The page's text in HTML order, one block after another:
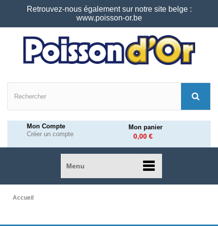
Retrouvez-nous également sur notre site belge :
www.poisson-or.be
Mon Compte
Créer un compte
Mon panier
0,00 €
Menu
Accueil